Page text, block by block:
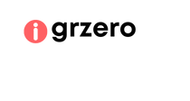
para